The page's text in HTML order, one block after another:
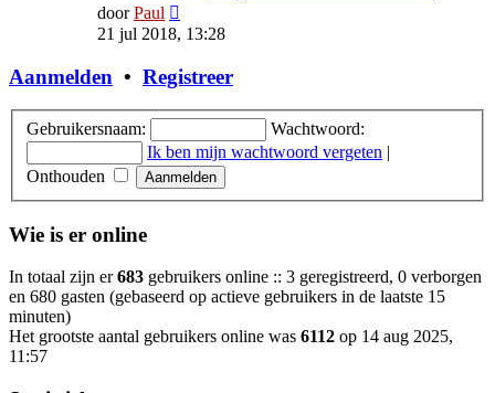
doorPaul
laatste
21 jul 2018, 13:28
Aanmelden • Registreer
Gebruikersnaam:
Wachtwoord:
Ik ben mijn wachtwoord vergeten |
Onthouden
Wie is er online
In totaal zijn er683 gebruikers online :: 3 geregistreerd, 0 verborgen
en 680 gasten (gebaseerd op actieve gebruikers in de laatste 15
minuten)
Het grootste aantal gebruikers online was 6112 op 14 aug 2025,
11:57